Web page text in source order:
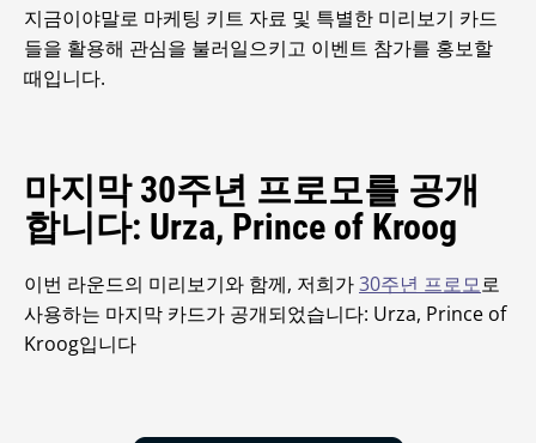
지금이야말로 마케팅 키트 자료 및 특별한 미리보기 카드
들을 활용해 관심을 불러일으키고 이벤트 참가를 홍보할
때입니다.
마지막 30주년 프로모를 공개
합니다: Urza, Prince of Kroog
이번 라운드의 미리보기와 함께, 저희가30주년 프로모로
사용하는 마지막 카드가 공개되었습니다: Urza, Prince of
Kroog입니다